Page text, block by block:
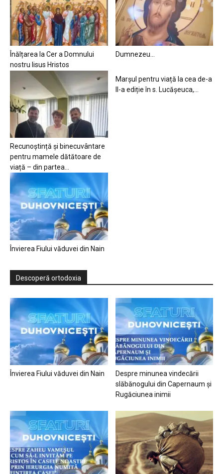
Înălțarea la Cer a Domnului
nostru Iisus Hristos
Dumnezeu…
Recunoștință și binecuvântare
pentru mamele dătătoare de
viață – din partea...
Marșul pentru viață la cea de-a
II-a ediție în s. Lucășeuca,...
Învierea Fiului văduvei din Nain
Descoperă ortodoxia
Învierea Fiului văduvei din Nain
Despre minunea vindecării
slăbănogului din Capernaum și
Rugăciunea inimii